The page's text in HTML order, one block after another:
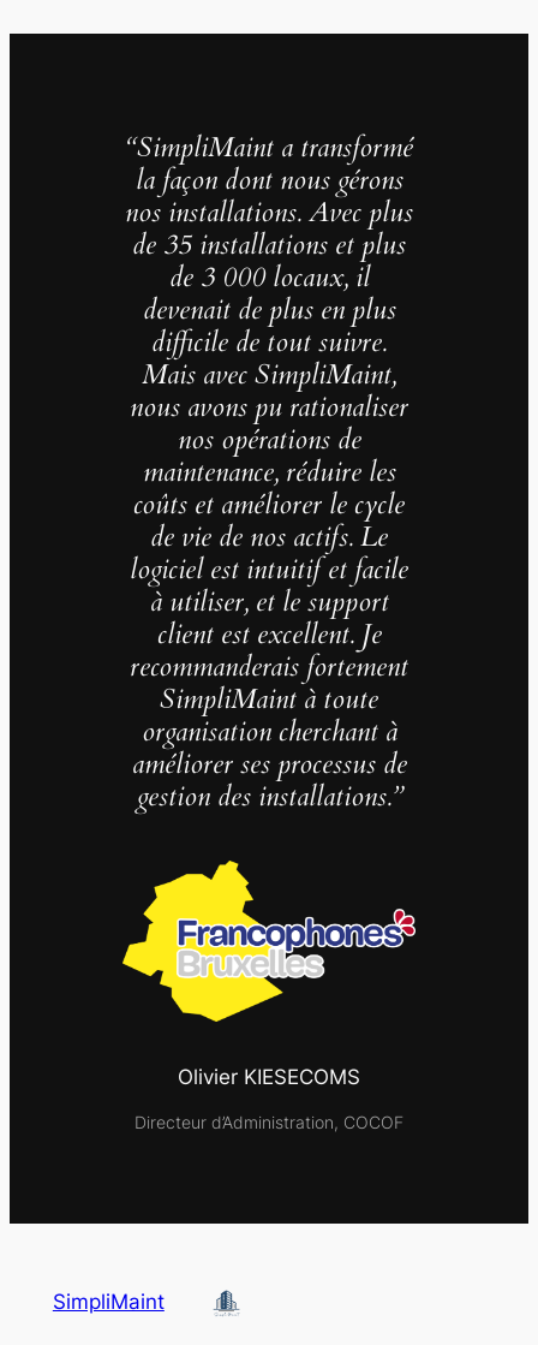
“SimpliMaint a transformé
la façon dont nous gérons
nos installations. Avec plus
de 35 installations et plus
de 3 000 locaux, il
devenait de plus en plus
difficile de tout suivre.
Mais avec SimpliMaint,
nous avons pu rationaliser
nos opérations de
maintenance, réduire les
coûts et améliorer le cycle
de vie de nos actifs. Le
logiciel est intuitif et facile
à utiliser, et le support
client est excellent. Je
recommanderais fortement
SimpliMaint à toute
organisation cherchant à
améliorer ses processus de
gestion des installations.”
Olivier KIESECOMS
Directeur d’Administration, COCOF
SimpliMaint